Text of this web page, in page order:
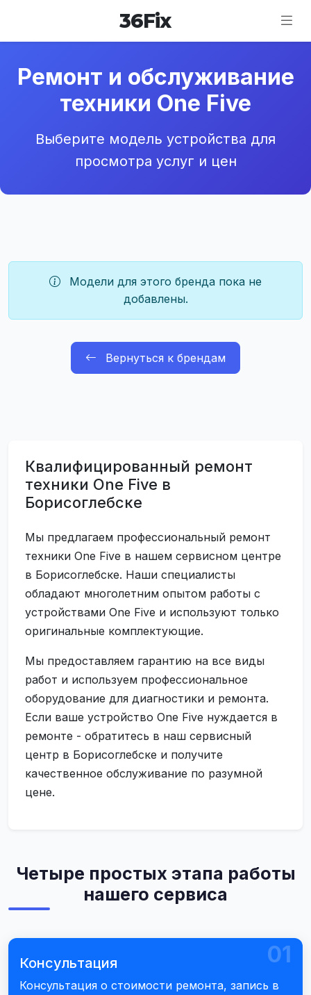
36Fix
Ремонт и обслуживание
техники One Five
Выберите модель устройства для
просмотра услуг и цен
Модели для этого бренда пока не
добавлены.
Вернуться к брендам
Квалифицированный ремонт
техники One Five в
Борисоглебске
Мы предлагаем профессиональный ремонт
техники One Five в нашем сервисном центре
в Борисоглебске. Наши специалисты
обладают многолетним опытом работы с
устройствами One Five и используют только
оригинальные комплектующие.
Мы предоставляем гарантию на все виды
работ и используем профессиональное
оборудование для диагностики и ремонта.
Если ваше устройство One Five нуждается в
ремонте - обратитесь в наш сервисный
центр в Борисоглебске и получите
качественное обслуживание по разумной
цене.
Четыре простых этапа работы
нашего сервиса
01
Консультация
Консультация о стоимости ремонта, запись в